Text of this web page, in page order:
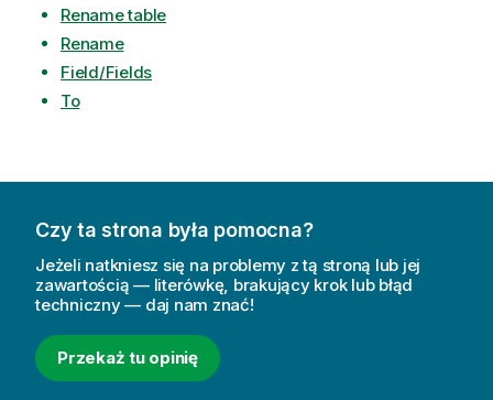
Rename table
Rename
Field/Fields
To
Czy ta strona była pomocna?
Jeżeli natkniesz się na problemy z tą stroną lub jej
zawartością — literówkę, brakujący krok lub błąd
techniczny — daj nam znać!
Przekaż tu opinię